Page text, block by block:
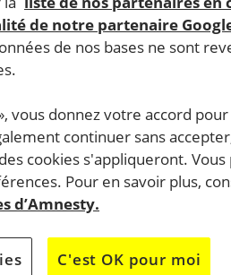
de notre partenaire
de nos bases ne sont
», vous donnez votre accord
continuer sans
cookies s'appliqueront. Vous
Pour en savoir plus,
d’Amnesty.
C'est OK pour moi